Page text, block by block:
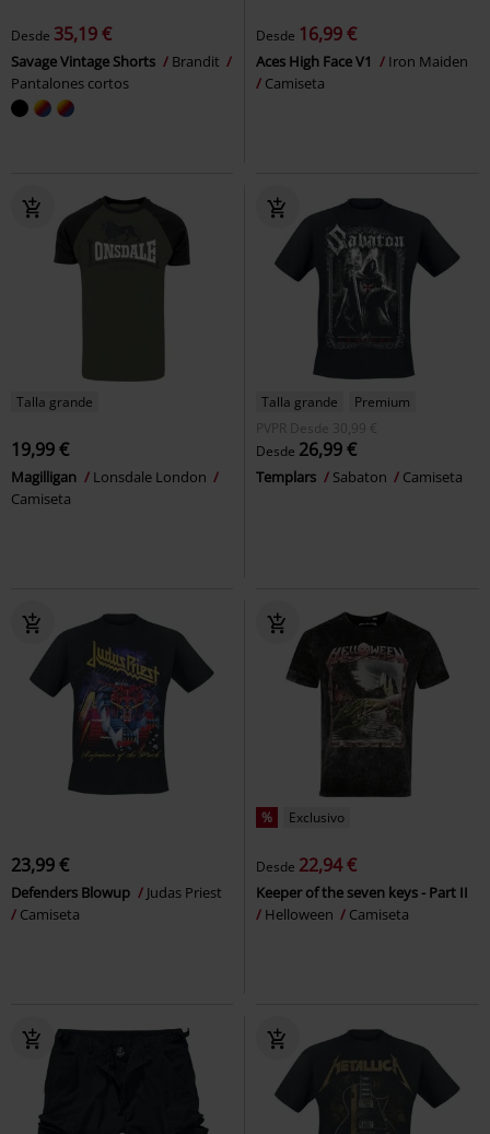
Desde 35,19 €
Savage Vintage Shorts
Brandit
Pantalones cortos
Desde 16,99 €
Aces High Face V1
Iron Maiden
Camiseta
Talla grande
19,99 €
Magilligan
Lonsdale London
Camiseta
Talla grande
Premium
PVPR
Desde 30,99 €
Desde 26,99 €
Templars Sabaton Camiseta
23,99 €
Defenders Blowup
Judas Priest
Camiseta
% Exclusivo
Desde 22,94 €
Keeper of the seven keys - Part II
Helloween
Camiseta